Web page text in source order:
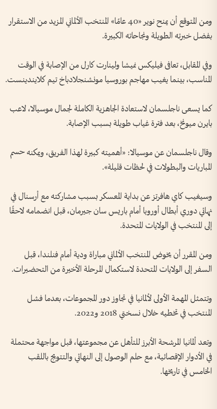
ومن المتوقع أن يمنح نوير «40 عامًا» المنتخب الألماني المزيد من الاستقرار
بفضل خبرته الطويلة ونجاحاته الكبيرة.
وفي المقابل، تعافى فيليكس نميشا ولينارت كارل من الإصابة في الوقت
المناسب، بينما يغيب مهاجم بوروسيا مونشنجلادباخ تيم كلايندينست.
كما يسعى ناجلسمان لاستعادة الجاهزية الكاملة لجمال موسيالا، لاعب
بايرن ميونخ، بعد فترة غياب طويلة بسبب الإصابة.
وقال ناجلسمان عن موسيالا: «أهميته كبيرة لهذا الفريق، ويمكنه حسم
المباريات والبطولات في لحظات قليلة».
وسيغيب كاي هافرتز عن بداية المعسكر بسبب مشاركته مع أرسنال في
نهائي دوري أبطال أوروبا أمام باريس سان جيرمان، قبل انضمامه لاحقًا
إلى المنتخب في الولايات المتحدة.
ومن المقرر أن يخوض المنتخب الألماني مباراة ودية أمام فنلندا، قبل
السفر إلى الولايات المتحدة لاستكمال المرحلة الأخيرة من التحضيرات.
وتتمثل المهمة الأولى لألمانيا في تجاوز دور المجموعات، بعدما فشل
المنتخب في تخطيه خلال نسختي 2018 و2022.
وتعد ألمانيا المرشحة الأبرز للتأهل عن مجموعتها، قبل مواجهة محتملة
في الأدوار الإقصائية، مع حلم الوصول إلى النهائي والتتويج باللقب
الخامس في تاريخها.